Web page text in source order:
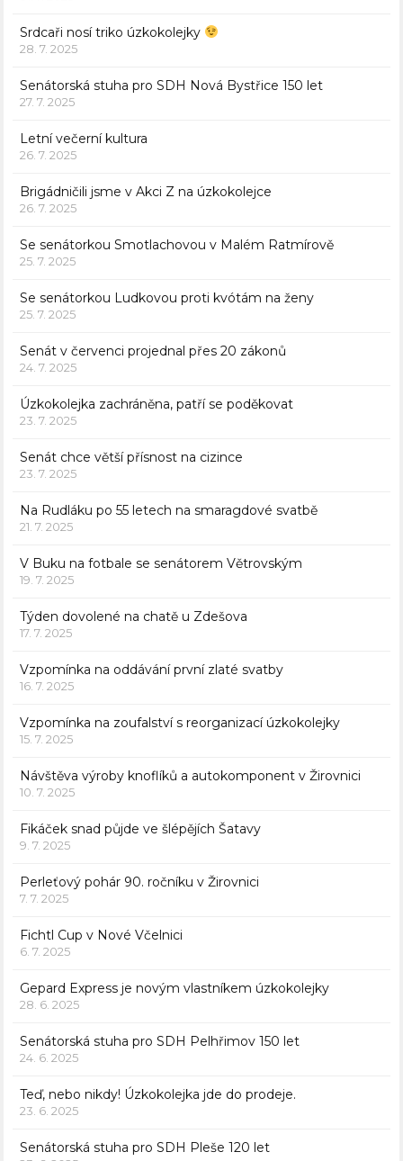
Srdcaři nosí triko úzkokolejky
28. 7. 2025
Senátorská stuha pro SDH Nová Bystřice 150 let
27. 7. 2025
Letní večerní kultura
26. 7. 2025
Brigádničili jsme v Akci Z na úzkokolejce
26. 7. 2025
Se senátorkou Smotlachovou v Malém Ratmírově
25. 7. 2025
Se senátorkou Ludkovou proti kvótám na ženy
25. 7. 2025
Senát v červenci projednal přes 20 zákonů
24. 7. 2025
Úzkokolejka zachráněna, patří se poděkovat
23. 7. 2025
Senát chce větší přísnost na cizince
23. 7. 2025
Na Rudláku po 55 letech na smaragdové svatbě
21. 7. 2025
V Buku na fotbale se senátorem Větrovským
19. 7. 2025
Týden dovolené na chatě u Zdešova
17. 7. 2025
Vzpomínka na oddávání první zlaté svatby
16. 7. 2025
Vzpomínka na zoufalství s reorganizací úzkokolejky
15. 7. 2025
Návštěva výroby knoflíků a autokomponent v Žirovnici
10. 7. 2025
Fikáček snad půjde ve šlépějích Šatavy
9. 7. 2025
Perleťový pohár 90. ročníku v Žirovnici
7. 7. 2025
Fichtl Cup v Nové Včelnici
6. 7. 2025
Gepard Express je novým vlastníkem úzkokolejky
28. 6. 2025
Senátorská stuha pro SDH Pelhřimov 150 let
24. 6. 2025
Teď, nebo nikdy! Úzkokolejka jde do prodeje.
23. 6. 2025
Senátorská stuha pro SDH Pleše 120 let